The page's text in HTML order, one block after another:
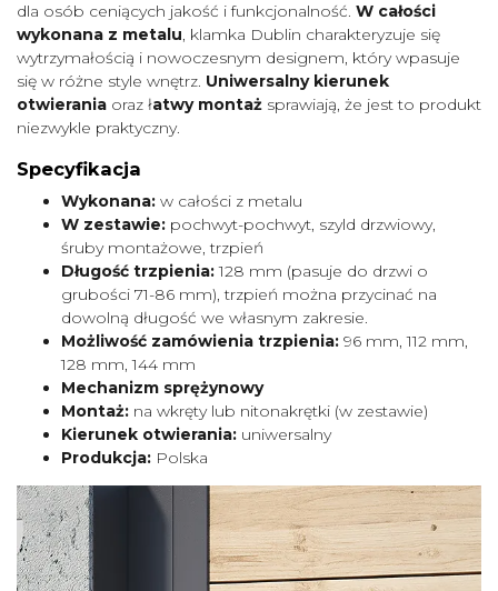
dla osób ceniących jakość i funkcjonalność. W całości
wykonana z metalu, klamka Dublin charakteryzuje się
wytrzymałością i nowoczesnym designem, który wpasuje
się w różne style wnętrz. Uniwersalny kierunek
otwierania oraz łatwy montaż sprawiają, że jest to produkt
niezwykle praktyczny.
Specyfikacja
Wykonana: w całości z metalu
W zestawie: pochwyt-pochwyt, szyld drzwiowy,
śruby montażowe, trzpień
Długość trzpienia:128 mm (pasuje do drzwi o
grubości 71-86 mm), trzpień można przycinać na
dowolną długość we własnym zakresie.
Możliwość zamówienia trzpienia: 96 mm, 112 mm,
128 mm, 144 mm
Mechanizm sprężynowy
Montaż: na wkręty lub nitonakrętki (w zestawie)
Kierunek otwierania: uniwersalny
Produkcja: Polska